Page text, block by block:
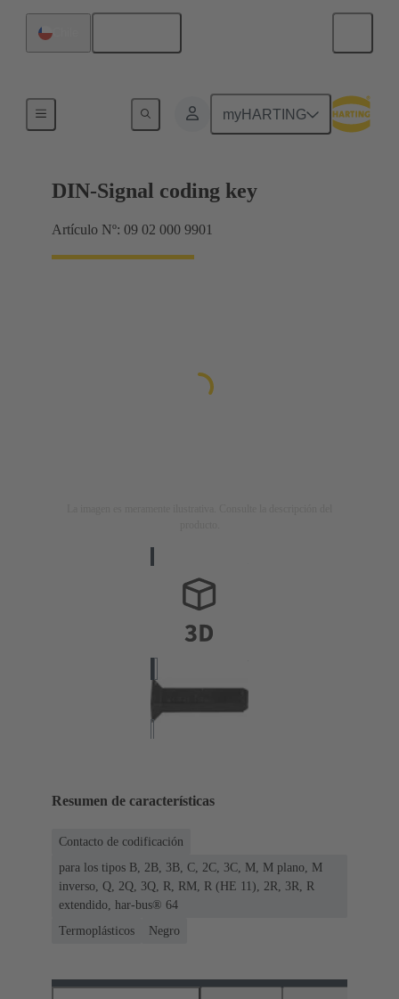
myHARTING
Terminación de placa madre a tarjeta hija
DIN-Signal coding key
Artículo Nº: 09 02 000 9901
Resumen de características
Contacto de codificación
para los tipos B, 2B, 3B, C, 2C, 3C, M, M plano, M
inverso, Q, 2Q, 3Q, R, RM, R (HE 11), 2R, 3R, R
extendido, har-bus® 64
Termoplásticos
Negro